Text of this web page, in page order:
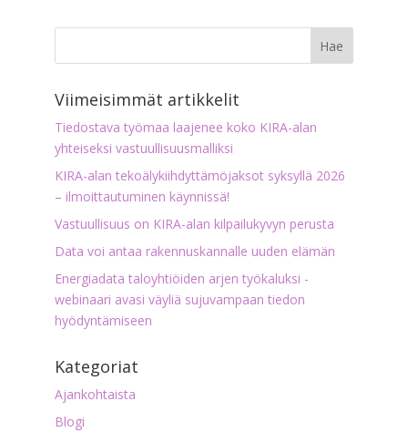
Viimeisimmät artikkelit
Tiedostava työmaa laajenee koko KIRA-alan
yhteiseksi vastuullisuusmalliksi
KIRA-alan tekoälykiihdyttämöjaksot syksyllä 2026
– ilmoittautuminen käynnissä!
Vastuullisuus on KIRA-alan kilpailukyvyn perusta
Data voi antaa rakennuskannalle uuden elämän
Energiadata taloyhtiöiden arjen työkaluksi -
webinaari avasi väyliä sujuvampaan tiedon
hyödyntämiseen
Kategoriat
Ajankohtaista
Blogi